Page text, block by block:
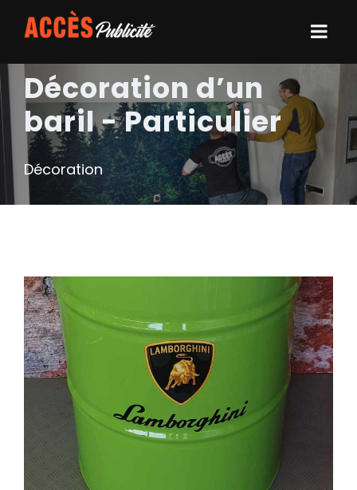
Décoration d’un
baril - Particulier
Décoration